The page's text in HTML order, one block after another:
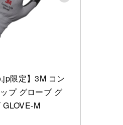
限定】3M コン
プ グローブ グ
GLOVE-M